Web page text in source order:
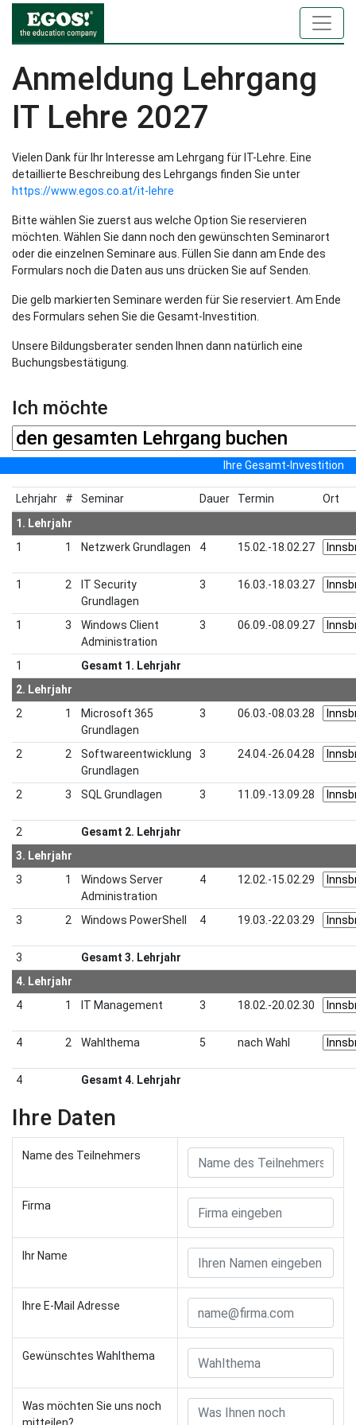
Anmeldung Lehrgang
IT Lehre 2027
Vielen Dank für Ihr Interesse am Lehrgang für IT-Lehre. Eine
detaillierte Beschreibung des Lehrgangs finden Sie unter
https://www.egos.co.at/it-lehre
Bitte wählen Sie zuerst aus welche Option Sie reservieren
möchten. Wählen Sie dann noch den gewünschten Seminarort
oder die einzelnen Seminare aus. Füllen Sie dann am Ende des
Formulars noch die Daten aus uns drücken Sie auf Senden.
Die gelb markierten Seminare werden für Sie reserviert. Am Ende
des Formulars sehen Sie die Gesamt-Investition.
Unsere Bildungsberater senden Ihnen dann natürlich eine
Buchungsbestätigung.
Ich möchte
Ihre Gesamt-Investition
Lehrjahr # Seminar Dauer Termin
Ort
1. Lehrjahr
1
1 Netzwerk Grundlagen 4 15.02.-18.02.27
1 2
IT Security
Grundlagen
3 16.03.-18.03.27
1 3
Windows Client
Administration
3 06.09.-08.09.27
1
Gesamt 1. Lehrjahr
2. Lehrjahr
2
1
Microsoft 365
Grundlagen
3 06.03.-08.03.28
2 2
Softwareentwicklung
Grundlagen
3 24.04.-26.04.28
2 3 SQL Grundlagen 3 11.09.-13.09.28
2
Gesamt 2. Lehrjahr
3. Lehrjahr
3
1
Windows Server
Administration
4 12.02.-15.02.29
3 2 Windows PowerShell 4 19.03.-22.03.29
3
Gesamt 3. Lehrjahr
4. Lehrjahr
4
1 IT Management 3 18.02.-20.02.30
4 2 Wahlthema 5 nach Wahl
4 Gesamt 4. Lehrjahr
Ihre Daten
Name des Teilnehmers
Firma
Ihr Name
Ihre E-Mail Adresse
Gewünschtes Wahlthema
Was möchten Sie uns noch